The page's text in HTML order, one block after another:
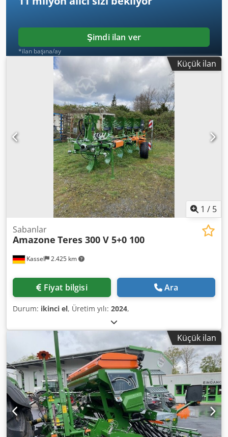
Şimdi ilan ver
*ilan başına/ay
Küçük ilan
1 / 5
Kassel 2.425 km
Sabanlar
Amazone Teres 300 V 5+0 100
Fiyat bilgisi Ara
Durum: ikinci el, Üretim yılı: 2024,
Küçük ilan